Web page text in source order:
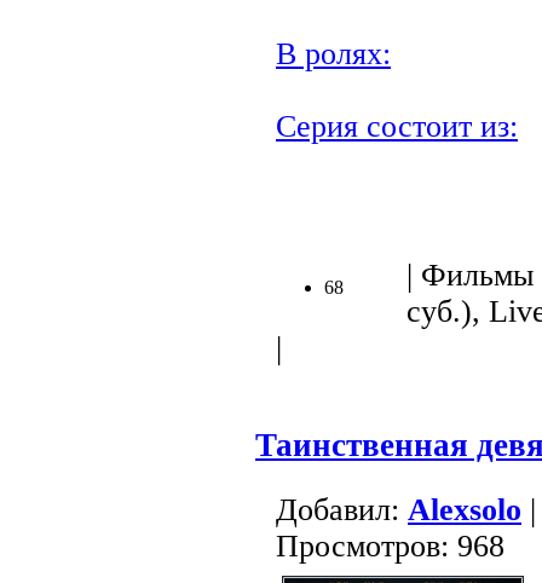
В ролях:
Серия состоит из:
68
| Фильмы
суб.),
|
Таинственная
Добавил: Alexsolo
Просмотров: 968